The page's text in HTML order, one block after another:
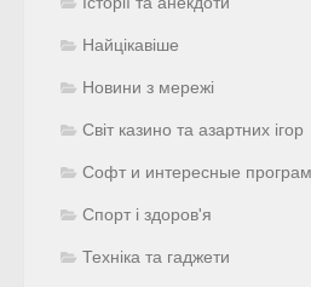
Найцікавіше
Новини з мережі
Світ казино та азартних ігор
Софт и интересные
Спорт і здоров'я
Техніка та гаджети